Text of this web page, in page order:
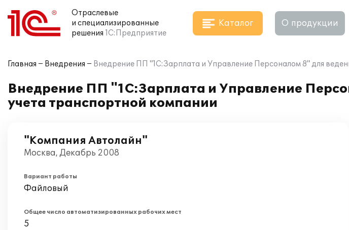
Отраслевые
и специализированные
решения 1С:Предприятие
Каталог О продукции
Главная Внедрения Внедрение ПП "1С:Зарплата и Управление Персоналом 8" для
Внедрение ПП "1С:Зарплата и Управление
учета транспортной компании
"Компания Автолайн"
Москва, Декабрь 2008
Вариант работы
Файловый
Общее число автоматизированных рабочих мест
5